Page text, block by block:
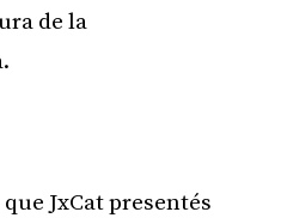
de la
JxCat presentés